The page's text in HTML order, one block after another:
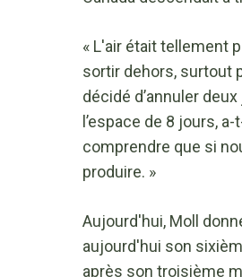
« L'air était tellement
sortir dehors, surtout
décidé d’annuler
l’espace de 8 jours,
comprendre que si
produire. »
Aujourd'hui, Moll
aujourd'hui son
après son troisième